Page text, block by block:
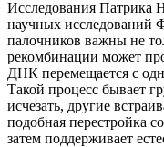
Исследования Патрика
научных исследований
палочников важны не
рекомбинации может
ДНК перемещается с
Такой процесс бывает
исчезать, другие
подобная перестройка
затем поддерживает